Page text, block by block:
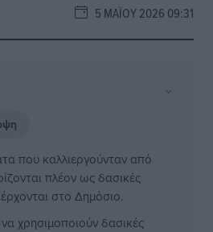
5 ΜΑΪ́ΟΥ 2026 09:31
⌄
που καλλιεργούνταν από
πλέον ως δασικές
στο Δημόσιο.
χρησιμοποιούν δασικές